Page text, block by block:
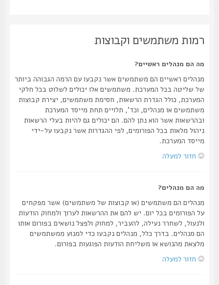
רמות משתמשים וקבוצות
מה הם מנהלים ראשיים?
מנהלים ראשיים הם משתמשים אשר נקבעו עם הרמה הגבוהה ביותר
של שליטה בכל המערכת. משתמשים אלו יכולים לשלוט בכל חלקי
המערכת, כולל הגדרת הרשאות, חסימת משתמשים, יצירת קבוצות
משתמשים או מנהלים, וכד', תלויים תחת מייסד המערכת
ובהרשאות אשר הוא נתן להם. הם יכולים גם להיות בעלי הרשאות
ניהול מלאות בכל הפורומים, לפי ההגדרות אשר נקבעו על-ידי
מייסד המערכת.
חזור למעלה
מה הם מנהלים?
מנהלים הם משתמשים (או קבוצות של משתמשים) אשר מפקחים
על הפורומים בכל יום. יש להם את ההרשאות לערוך ולמחוק הודעות
ולנעול, לשחרר נעילה, להעביר, למחוק ולפצל נושאים בפורום אותו
הם מנהלים. בדרך כלל, מנהלים נקבעו כדי למנוע ממשתמשים
מלצאת מהנושא או משליחת הודעות הפוגעות בפורום.
חזור למעלה